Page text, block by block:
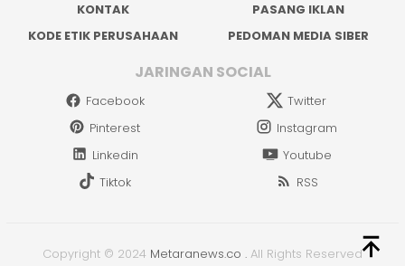
KONTAK
PASANG IKLAN
KODE ETIK PERUSAHAAN
PEDOMAN MEDIA SIBER
JARINGAN SOCIAL
Facebook
Twitter
Pinterest
Instagram
Linkedin
Youtube
Tiktok
RSS
Copyright © 2024 Metaranews.co . All Rights Reserved